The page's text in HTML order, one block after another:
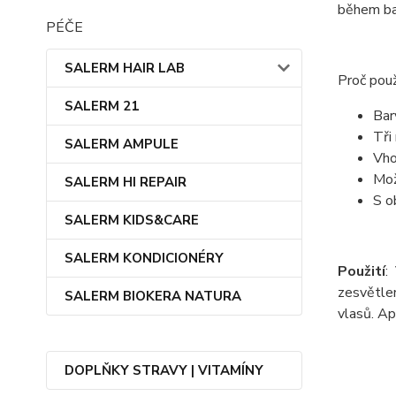
PÉČE
SALERM HAIR LAB
SALERM 21
SALERM AMPULE
SALERM HI REPAIR
SALERM KIDS&CARE
SALERM KONDICIONÉRY
SALERM BIOKERA NATURA
DOPLŇKY STRAVY | VITAMÍNY
během
Proč
Tři
S
Použití:
vlasů.